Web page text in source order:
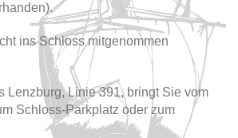
ins Schloss mitgenommen
Lenzburg, Linie 391, bringt Sie vom
Schloss-Parkplatz oder zum